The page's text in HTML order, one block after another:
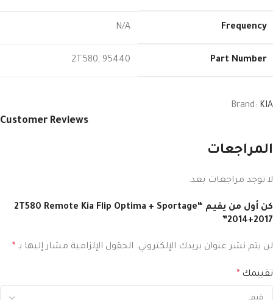
Frequency
N/A
Part Number
2T580, 95440
Brand: KIA
Customer Reviews
المراجعات
لا توجد مراجعات بعد.
كن أول من يقيم “2T580 Remote Kia Flip Optima + Sportage
2014+2017”
لن يتم نشر عنوان بريدك الإلكتروني. الحقول الإلزامية مشار إليها بـ *
تقييمك *